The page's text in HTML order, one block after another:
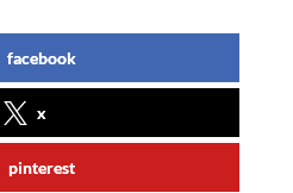
facebook
x
pinterest